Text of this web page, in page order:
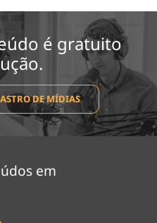
é gratuito
DE MÍDIAS
em